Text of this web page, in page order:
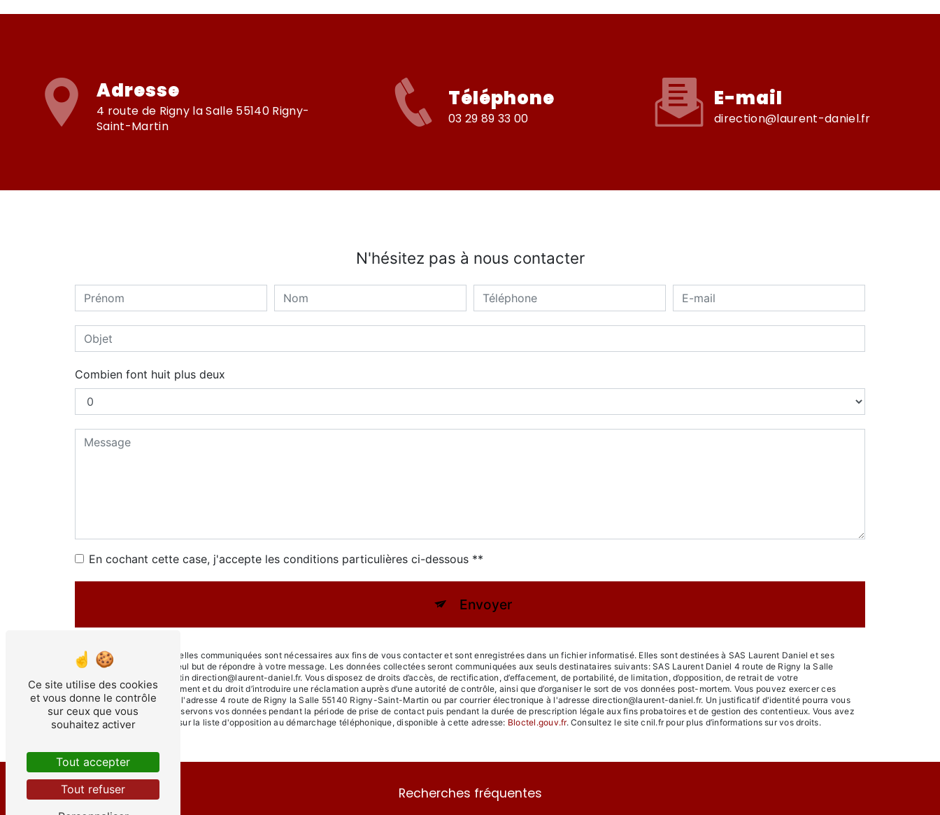
Adresse
4 route de Rigny la Salle 55140 Rigny-
Saint-Martin
Téléphone
03 29 89 33 00
E-mail
direction@laurent-daniel.fr
N'hésitez pas à nous contacter
Combien font huit plus deux
En cochant cette case, j'accepte les conditions particulières ci-dessous **
Envoyer
** Les données personnelles communiquées sont nécessaires aux fins de vous contacter et sont enregistrées dans un fichier informatisé. Elles sont destinées à SAS Laurent Daniel et ses
sous-traitants dans le seul but de répondre à votre message. Les données collectées seront communiquées aux seuls destinataires suivants: SAS Laurent Daniel 4 route de Rigny la Salle
55140 Rigny-Saint-Martin direction@laurent-daniel.fr. Vous disposez de droits d’accès, de rectification, d’effacement, de portabilité, de limitation, d’opposition, de retrait de votre
consentement à tout moment et du droit d’introduire une réclamation auprès d’une autorité de contrôle, ainsi que d’organiser le sort de vos données post-mortem. Vous pouvez exercer ces
droits par voie postale à l'adresse 4 route de Rigny la Salle 55140 Rigny-Saint-Martin ou par courrier électronique à l'adresse direction@laurent-daniel.fr. Un justificatif d'identité pourra vous
être demandé. Nous conservons vos données pendant la période de prise de contact puis pendant la durée de prescription légale aux fins probatoires et de gestion des contentieux. Vous avez
le droit de vous inscrire sur la liste d'opposition au démarchage téléphonique, disponible à cette adresse: Bloctel.gouv.fr. Consultez le site cnil.fr pour plus d’informations sur vos droits.
Recherches fréquentes
Ce site utilise des cookies
et vous donne le contrôle
sur ceux que vous
souhaitez activer
Tout accepter
Tout refuser